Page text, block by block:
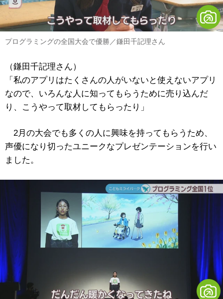
プログラミングの全国大会で優勝／鎌田千記理さん
（鎌田千記理さん）
「私のアプリはたくさんの人がいないと使えないアプリ
なので、いろんな人に知ってもらうために売り込んだ
り、こうやって取材してもらったり」
2月の大会でも多くの人に興味を持ってもらうため、
声優になり切ったユニークなプレゼンテーションを行い
ました。